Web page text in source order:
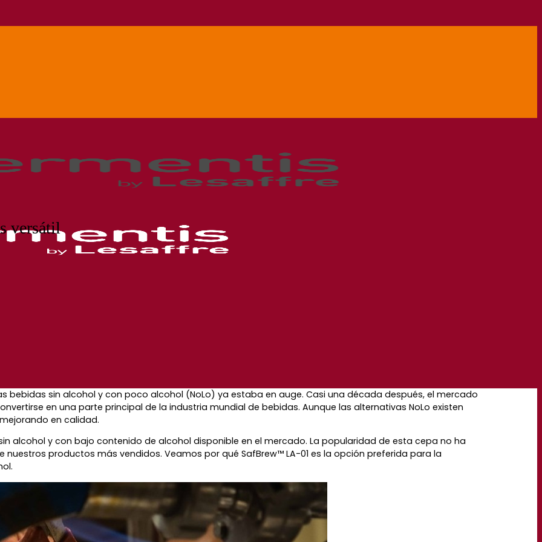
versátil
bebidas sin alcohol y con poco alcohol (NoLo) ya estaba en auge. Casi una década después, el mercado
en una parte principal de la industria mundial de bebidas. Aunque las alternativas NoLo existen
en calidad.
alcohol y con bajo contenido de alcohol disponible en el mercado. La popularidad de esta cepa no ha
productos más vendidos. Veamos por qué SafBrew™ LA-01 es la opción preferida para la